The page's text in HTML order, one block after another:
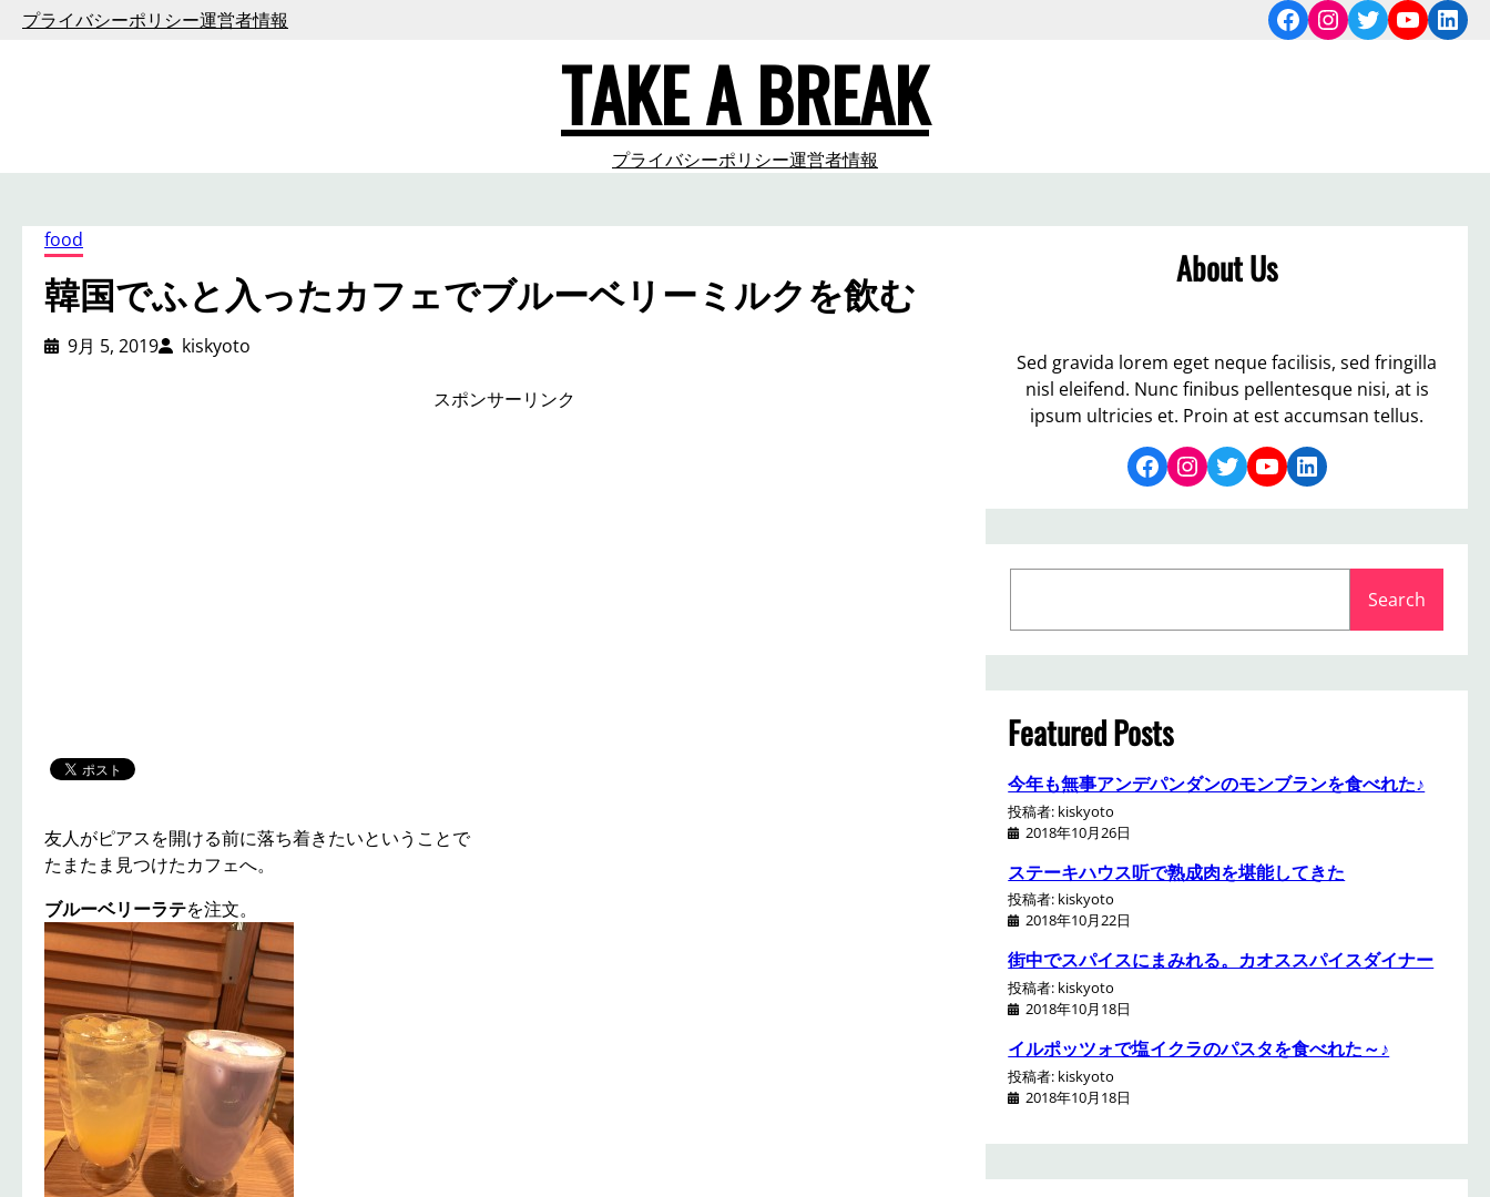
プ
プライバシーポリシー運営者情報 Facebook
Instagram
Twitter
TAKE A BREAK
プライバシーポリシー運営者情報
food
韓国でふと入ったカフェでブルーベリーミルクを飲む
9月 5, 2019 kiskyoto
スポンサーリンク
友人がピアスを開ける前に落ち着きたいということで
たまたま見つけたカフェへ。
ブルーベリーラテを注文。
About Us
Sed gravida lorem eget neque facilisis, sed fringilla
nisl eleifend. Nunc finibus pellentesque nisi, at is
ipsum ultricies et. Proin at est accumsan tellus.
Facebook Instagram Twitter YouTube LinkedIn
a
r
c
h
Search
Featured Posts
今年も無事アンデパンダンのモンブランを食べれた♪
投稿者: kiskyoto
2018年10月26日
ステーキハウス听で熟成肉を堪能してきた
投稿者: kiskyoto
2018年10月22日
街中でスパイスにまみれる。カオススパイスダイナー
投稿者: kiskyoto
2018年10月18日
イルポッツォで塩イクラのパスタを食べれた～♪
投稿者: kiskyoto
2018年10月18日